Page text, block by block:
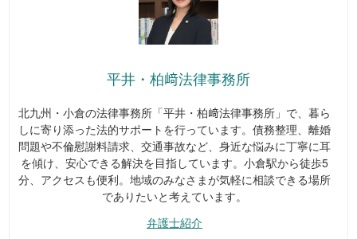
平井・柏﨑法律事務所
北九州・小倉の法律事務所「平井・柏﨑法律事務所」で、暮ら
しに寄り添った法的サポートを行っています。債務整理、離婚
問題や不倫慰謝料請求、交通事故など、身近な悩みに丁寧に耳
を傾け、安心できる解決を目指しています。小倉駅から徒歩5
分、アクセスも便利。地域のみなさまが気軽に相談できる場所
でありたいと考えています。
弁護士紹介